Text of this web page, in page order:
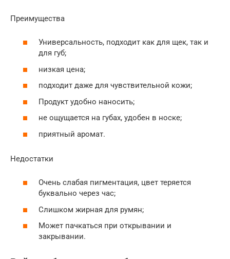
Преимущества
Универсальность, подходит как для щек, так и
для губ;
низкая цена;
подходит даже для чувствительной кожи;
Продукт удобно наносить;
не ощущается на губах, удобен в носке;
приятный аромат.
Недостатки
Очень слабая пигментация, цвет теряется
буквально через час;
Слишком жирная для румян;
Может пачкаться при открывании и
закрывании.